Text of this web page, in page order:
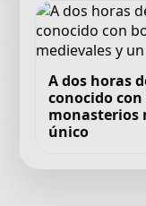
A dos horas
conocido
monasterios
único